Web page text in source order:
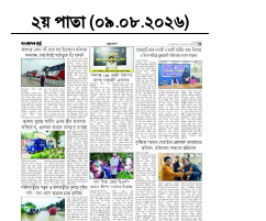
২য় পাতা (০৯.০৮.২০২৬)